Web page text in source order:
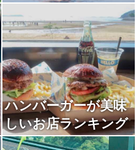
キング
ハンバーガーが美味
しいお店ランキング